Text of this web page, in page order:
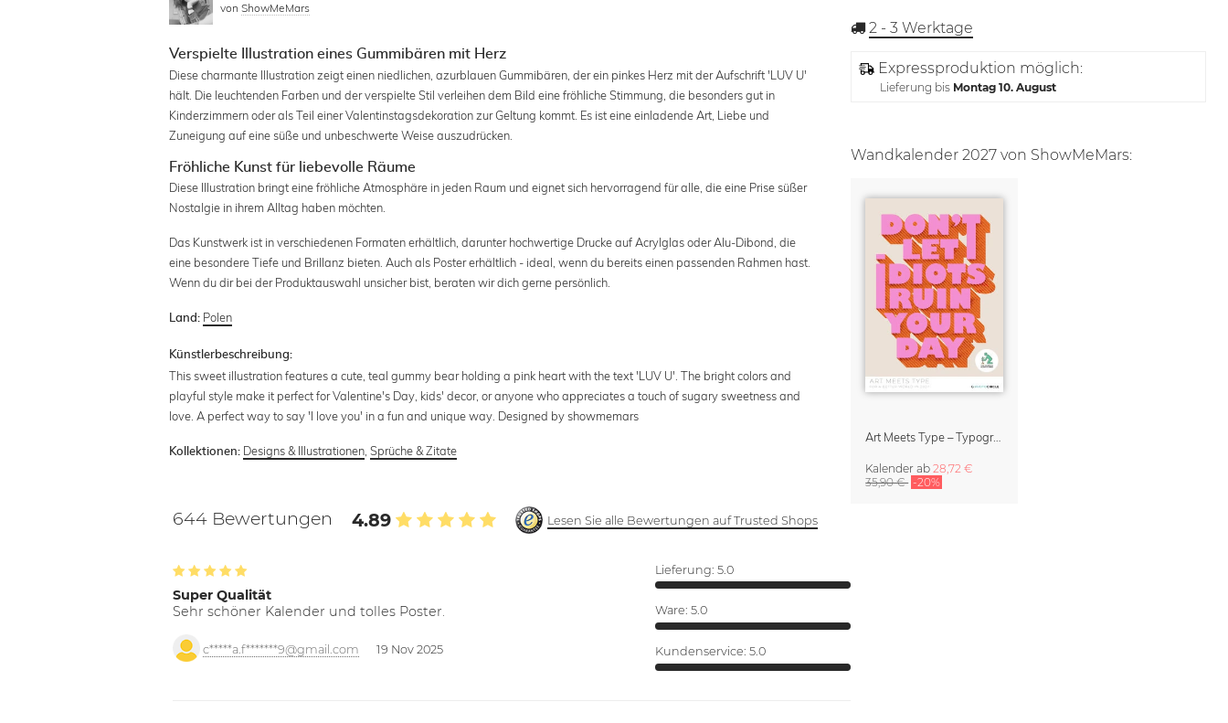
vonShowMeMars
Verspielte Illustration eines Gummibären mit Herz
Diese charmante Illustration zeigt einen niedlichen, azurblauen Gummibären, der ein pinkes Herz mit der Aufschrift 'LUV U'
hält. Die leuchtenden Farben und der verspielte Stil verleihen dem Bild eine fröhliche Stimmung, die besonders gut in
Kinderzimmern oder als Teil einer Valentinstagsdekoration zur Geltung kommt. Es ist eine einladende Art, Liebe und
Zuneigung auf eine süße und unbeschwerte Weise auszudrücken.
Fröhliche Kunst für liebevolle Räume
Diese Illustration bringt eine fröhliche Atmosphäre in jeden Raum und eignet sich hervorragend für alle, die eine Prise süßer
Nostalgie in ihrem Alltag haben möchten.
Das Kunstwerk ist in verschiedenen Formaten erhältlich, darunter hochwertige Drucke auf Acrylglas oder Alu-Dibond, die
eine besondere Tiefe und Brillanz bieten. Auch als Poster erhältlich - ideal, wenn du bereits einen passenden Rahmen hast.
Wenn du dir bei der Produktauswahl unsicher bist, beraten wir dich gerne persönlich.
Land: Polen
Künstlerbeschreibung:
This sweet illustration features a cute, teal gummy bear holding a pink heart with the text 'LUV U'. The bright colors and
playful style make it perfect for Valentine's Day, kids' decor, or anyone who appreciates a touch of sugary sweetness and
love. A perfect way to say 'I love you' in a fun and unique way. Designed by showmemars
Kollektionen: Designs & Illustrationen ,Sprüche & Zitate
644 Bewertungen 4.89 Lesen Sie alle Bewertungen auf Trusted Shops
Super Qualität
Sehr schöner Kalender und tolles Poster.
c*****a.f*******9@gmail.com 19 Nov 2025
Lieferung: 5.0
Ware: 5.0
Kundenservice: 5.0
2 - 3 Werktage
Expressproduktion möglich:
Lieferung bis Montag 10. August
Wandkalender 2027 von ShowMeMars:
Art Meets Type – Typographie Kalender 2027
Kalender ab28,72 €
35,90 € -20%